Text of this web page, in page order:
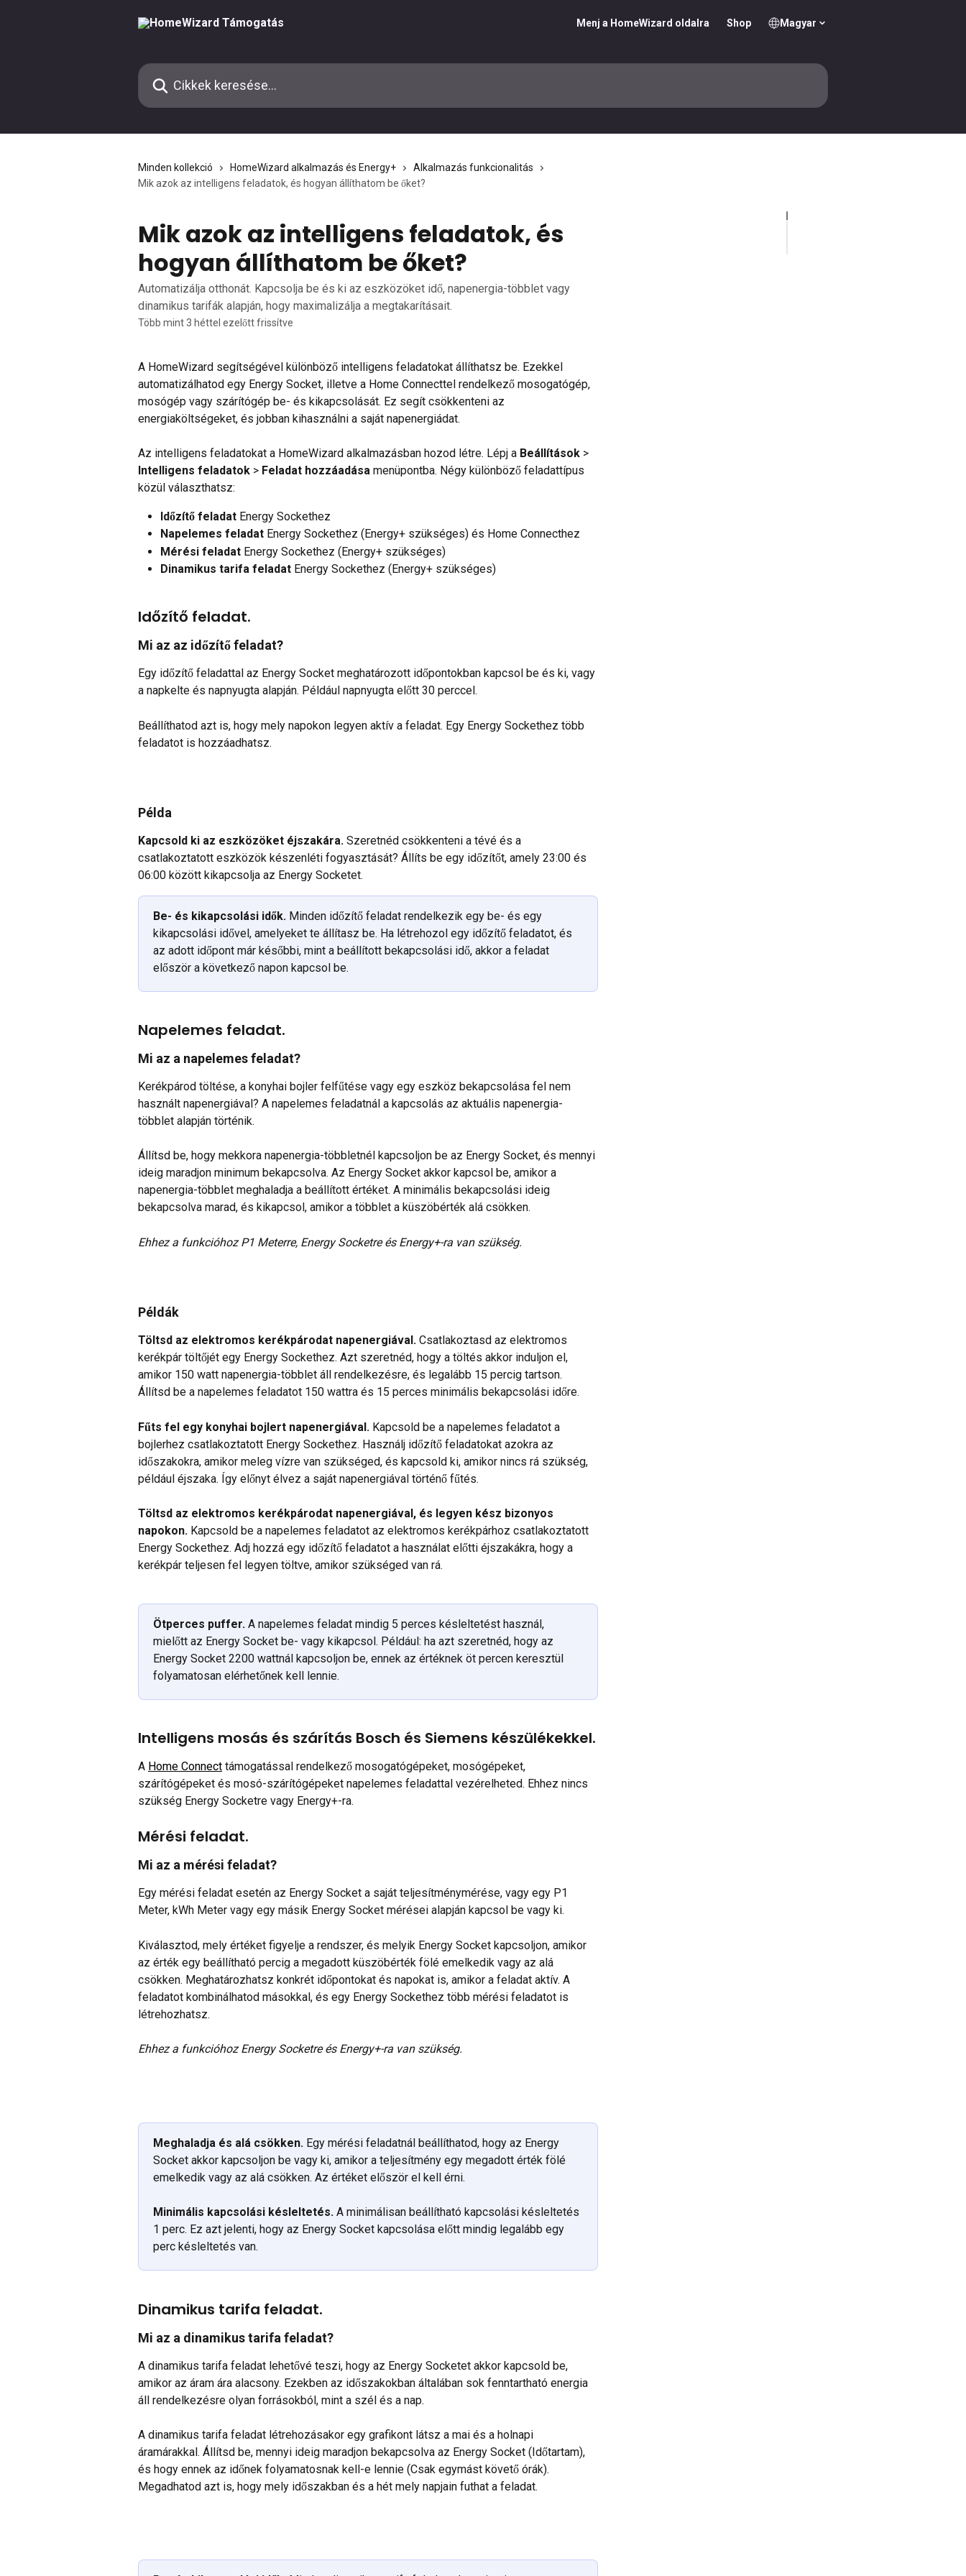
Menj a HomeWizard oldalra Shop Magyar
Cikkek keresése…
Minden kollekció HomeWizard alkalmazás és Energy+
Alkalmazás funkcionalitás
Mik azok az intelligens feladatok, és hogyan állíthatom be őket?
Mik azok az intelligens feladatok, és
hogyan állíthatom be őket?
Automatizálja otthonát. Kapcsolja be és ki az eszközöket idő, napenergia-többlet vagy
dinamikus tarifák alapján, hogy maximalizálja a megtakarításait.
Több mint 3 héttel ezelőtt frissítve
A HomeWizard segítségével különböző intelligens feladatokat állíthatsz be. Ezekkel
automatizálhatod egy Energy Socket, illetve a Home Connecttel rendelkező mosogatógép,
mosógép vagy szárítógép be- és kikapcsolását. Ez segít csökkenteni az
energiaköltségeket, és jobban kihasználni a saját napenergiádat.
Az intelligens feladatokat a HomeWizard alkalmazásban hozod létre. Lépj a Beállítások >
Intelligens feladatok > Feladat hozzáadása menüpontba. Négy különböző feladattípus
közül választhatsz:
Időzítő feladat Energy Sockethez
Napelemes feladat Energy Sockethez (Energy+ szükséges) és Home Connecthez
Mérési feladat Energy Sockethez (Energy+ szükséges)
Dinamikus tarifa feladat Energy Sockethez (Energy+ szükséges)
Időzítő feladat.
Mi az az időzítő feladat?
Egy időzítő feladattal az Energy Socket meghatározott időpontokban kapcsol be és ki, vagy
a napkelte és napnyugta alapján. Például napnyugta előtt 30 perccel.
Beállíthatod azt is, hogy mely napokon legyen aktív a feladat. Egy Energy Sockethez több
feladatot is hozzáadhatsz.
Példa
Kapcsold ki az eszközöket éjszakára. Szeretnéd csökkenteni a tévé és a
csatlakoztatott eszközök készenléti fogyasztását? Állíts be egy időzítőt, amely 23:00 és
06:00 között kikapcsolja az Energy Socketet.
Be- és kikapcsolási idők. Minden időzítő feladat rendelkezik egy be- és egy
kikapcsolási idővel, amelyeket te állítasz be. Ha létrehozol egy időzítő feladatot, és
az adott időpont már későbbi, mint a beállított bekapcsolási idő, akkor a feladat
először a következő napon kapcsol be.
Napelemes feladat.
Mi az a napelemes feladat?
Kerékpárod töltése, a konyhai bojler felfűtése vagy egy eszköz bekapcsolása fel nem
használt napenergiával? A napelemes feladatnál a kapcsolás az aktuális napenergia-
többlet alapján történik.
Állítsd be, hogy mekkora napenergia-többletnél kapcsoljon be az Energy Socket, és mennyi
ideig maradjon minimum bekapcsolva. Az Energy Socket akkor kapcsol be, amikor a
napenergia-többlet meghaladja a beállított értéket. A minimális bekapcsolási ideig
bekapcsolva marad, és kikapcsol, amikor a többlet a küszöbérték alá csökken.
Ehhez a funkcióhoz P1 Meterre, Energy Socketre és Energy+-ra van szükség.
Példák
Töltsd az elektromos kerékpárodat napenergiával. Csatlakoztasd az elektromos
kerékpár töltőjét egy Energy Sockethez. Azt szeretnéd, hogy a töltés akkor induljon el,
amikor 150 watt napenergia-többlet áll rendelkezésre, és legalább 15 percig tartson.
Állítsd be a napelemes feladatot 150 wattra és 15 perces minimális bekapcsolási időre.
Fűts fel egy konyhai bojlert napenergiával. Kapcsold be a napelemes feladatot a
bojlerhez csatlakoztatott Energy Sockethez. Használj időzítő feladatokat azokra az
időszakokra, amikor meleg vízre van szükséged, és kapcsold ki, amikor nincs rá szükség,
például éjszaka. Így előnyt élvez a saját napenergiával történő fűtés.
Töltsd az elektromos kerékpárodat napenergiával, és legyen kész bizonyos
napokon. Kapcsold be a napelemes feladatot az elektromos kerékpárhoz csatlakoztatott
Energy Sockethez. Adj hozzá egy időzítő feladatot a használat előtti éjszakákra, hogy a
kerékpár teljesen fel legyen töltve, amikor szükséged van rá.
Ötperces puffer. A napelemes feladat mindig 5 perces késleltetést használ,
mielőtt az Energy Socket be- vagy kikapcsol. Például: ha azt szeretnéd, hogy az
Energy Socket 2200 wattnál kapcsoljon be, ennek az értéknek öt percen keresztül
folyamatosan elérhetőnek kell lennie.
Intelligens mosás és szárítás Bosch és Siemens készülékekkel.
A Home Connect támogatással rendelkező mosogatógépeket, mosógépeket,
szárítógépeket és mosó-szárítógépeket napelemes feladattal vezérelheted. Ehhez nincs
szükség Energy Socketre vagy Energy+-ra.
Mérési feladat.
Mi az a mérési feladat?
Egy mérési feladat esetén az Energy Socket a saját teljesítménymérése, vagy egy P1
Meter, kWh Meter vagy egy másik Energy Socket mérései alapján kapcsol be vagy ki.
Kiválasztod, mely értéket figyelje a rendszer, és melyik Energy Socket kapcsoljon, amikor
az érték egy beállítható percig a megadott küszöbérték fölé emelkedik vagy az alá
csökken. Meghatározhatsz konkrét időpontokat és napokat is, amikor a feladat aktív. A
feladatot kombinálhatod másokkal, és egy Energy Sockethez több mérési feladatot is
létrehozhatsz.
Ehhez a funkcióhoz Energy Socketre és Energy+-ra van szükség.
Meghaladja és alá csökken. Egy mérési feladatnál beállíthatod, hogy az Energy
Socket akkor kapcsoljon be vagy ki, amikor a teljesítmény egy megadott érték fölé
emelkedik vagy az alá csökken. Az értéket először el kell érni.
Minimális kapcsolási késleltetés. A minimálisan beállítható kapcsolási késleltetés
1 perc. Ez azt jelenti, hogy az Energy Socket kapcsolása előtt mindig legalább egy
perc késleltetés van.
Dinamikus tarifa feladat.
Mi az a dinamikus tarifa feladat?
A dinamikus tarifa feladat lehetővé teszi, hogy az Energy Socketet akkor kapcsold be,
amikor az áram ára alacsony. Ezekben az időszakokban általában sok fenntartható energia
áll rendelkezésre olyan forrásokból, mint a szél és a nap.
A dinamikus tarifa feladat létrehozásakor egy grafikont látsz a mai és a holnapi
áramárakkal. Állítsd be, mennyi ideig maradjon bekapcsolva az Energy Socket (Időtartam),
és hogy ennek az időnek folyamatosnak kell-e lennie (Csak egymást követő órák).
Megadhatod azt is, hogy mely időszakban és a hét mely napjain futhat a feladat.